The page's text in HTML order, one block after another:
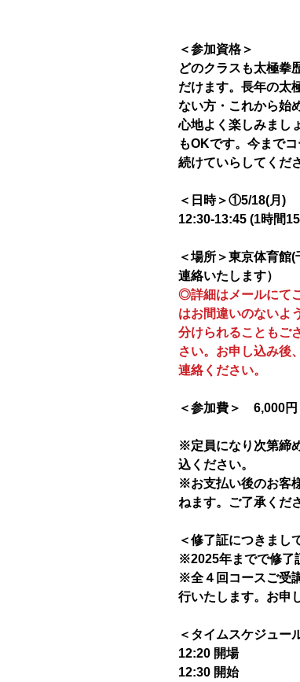
＜参加資格＞
どのクラスも太極拳
だけます。長年の太
ない方・これから始
心地よく楽しみまし
もOKです。今まで
続けていらしてくだ
＜日時＞①5/18(月)
12:30-13:45 (1時間15
＜場所＞東京体育館
連絡いたします）
◎詳細はメールにて
はお間違いのないよ
分けられることもご
さい。お申し込み後
連絡ください。
＜参加費＞ 6,000円
※定員になり次第締
込ください。
※お支払い後のお客
ねます。ご了承くだ
＜修了証につきまし
※2025年までで修了
※全４回コースご受
行いたします。お申
＜タイムスケジュー
12:20 開場
12:30 開始